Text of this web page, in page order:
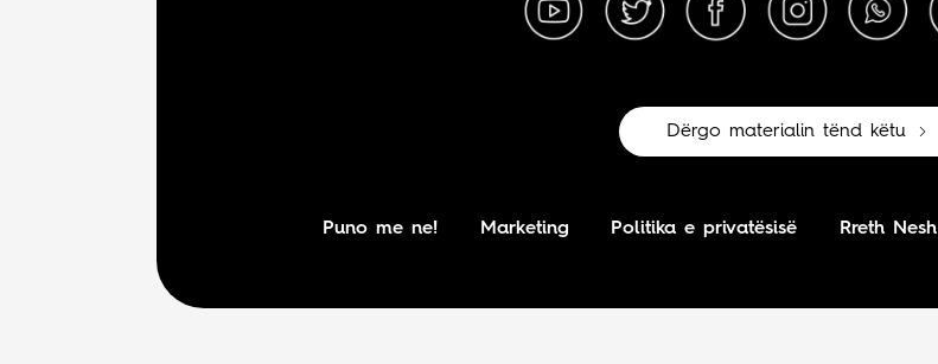
Dërgo materialin tënd këtu
Puno me ne! Marketing Politika e privatësisë Rreth Nesh